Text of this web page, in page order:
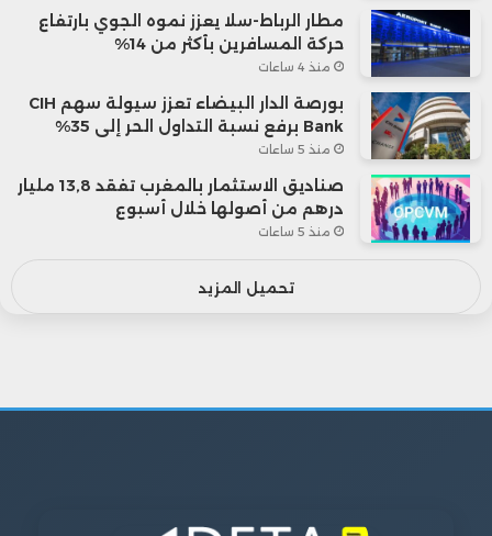
مطار الرباط-سلا يعزز نموه الجوي بارتفاع
حركة المسافرين بأكثر من 14%
منذ 4 ساعات
بورصة الدار البيضاء تعزز سيولة سهم CIH
Bank برفع نسبة التداول الحر إلى 35%
منذ 5 ساعات
صناديق الاستثمار بالمغرب تفقد 13,8 مليار
درهم من أصولها خلال أسبوع
منذ 5 ساعات
تحميل المزيد